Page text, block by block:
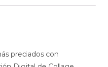
preciados con